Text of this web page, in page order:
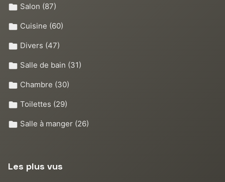
Salon (87)
Cuisine (60)
Divers (47)
Salle de bain (31)
Chambre (30)
Toilettes (29)
Salle à manger (26)
Les plus vus